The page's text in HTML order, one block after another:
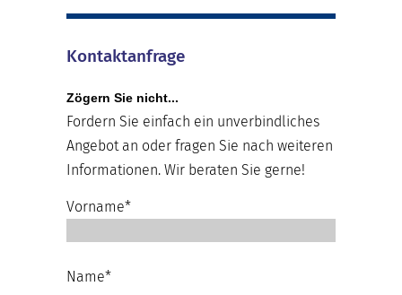
Kontaktanfrage
Zögern Sie nicht...
Fordern Sie einfach ein unverbindliches
Angebot an oder fragen Sie nach weiteren
Informationen. Wir beraten Sie gerne!
Vorname*
Name*